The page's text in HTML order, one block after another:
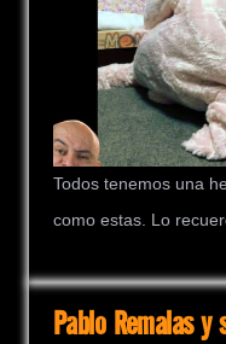
Todos tenemos una
como estas. Lo
Pablo Remalas